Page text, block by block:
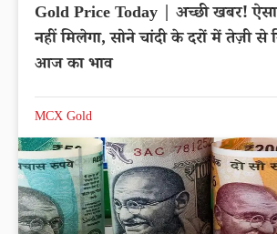
Gold Price Today | अच्छी खबर! ऐसा
नहीं मिलेगा, सोने चांदी के दरों में तेज़ी से
आज का भाव
MCX Gold